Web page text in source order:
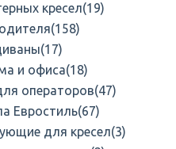
кресел(19)
(158)
(17)
и офиса(18)
операторов(47)
Евростиль(67)
для кресел(3)